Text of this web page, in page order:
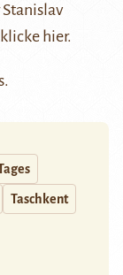
hier.
Taschkent